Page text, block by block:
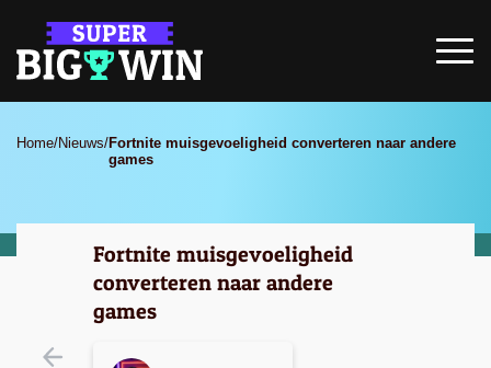
Home/Nieuws/Fortnite muisgevoeligheid converteren naar andere
games
Fortnite muisgevoeligheid
converteren naar andere
games